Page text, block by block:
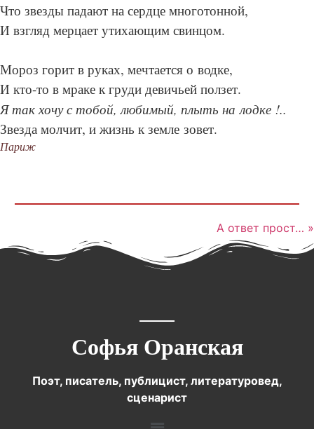
Что звезды падают на сердце многотонной,
И взгляд мерцает утихающим свинцом.
Мороз горит в руках, мечтается о водке,
И кто-то в мраке к груди девичьей ползет.
Я так хочу с тобой, любимый, плыть на лодке !..
Звезда молчит, и жизнь к земле зовет.
Париж
А ответ прост… »
Софья Оранская
Поэт, писатель, публицист, литературовед,
сценарист